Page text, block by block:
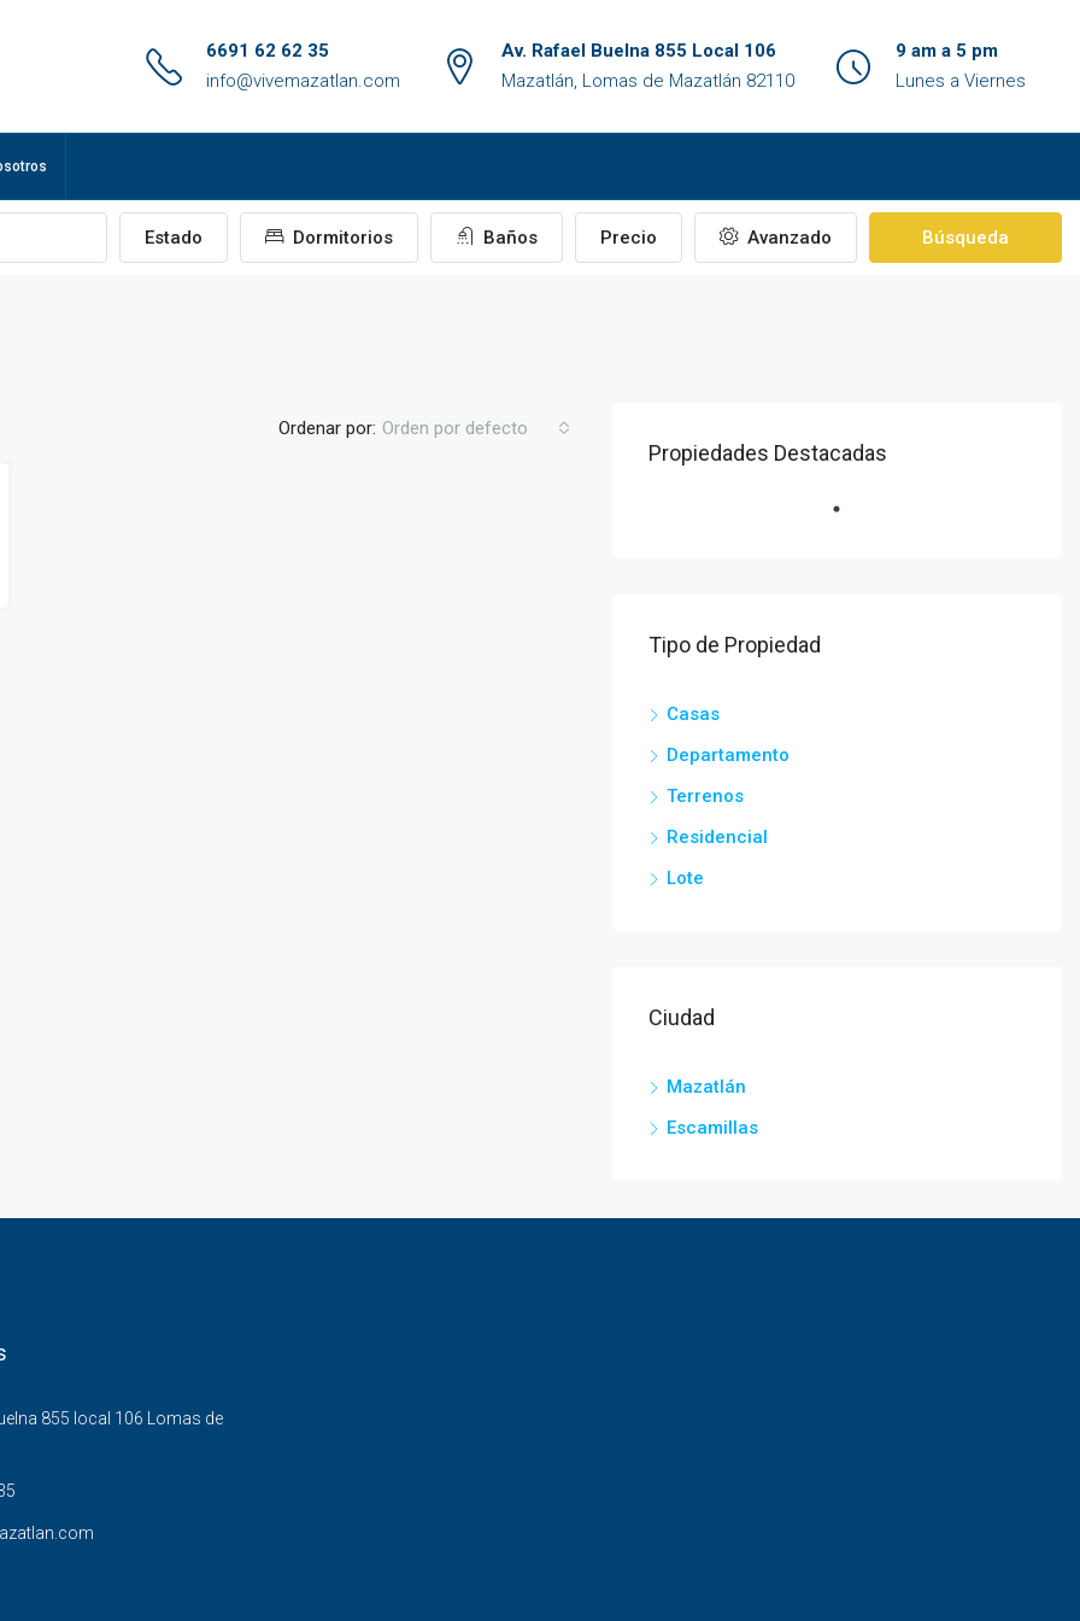
6691 62 62 35
info@vivemazatlan.com
Av. Rafael Buelna 855 Local 106
Mazatlán, Lomas de Mazatlán 82110
9 am a 5 pm
Lunes a Viernes
Estado Dormitorios Baños Precio Avanzado Búsqueda
Ordenar por: Orden por defecto
Propiedades Destacadas
Tipo de Propiedad
Casas
Departamento
Terrenos
Residencial
Lote
Ciudad
Mazatlán
Escamillas
855 local 106 Lomas de